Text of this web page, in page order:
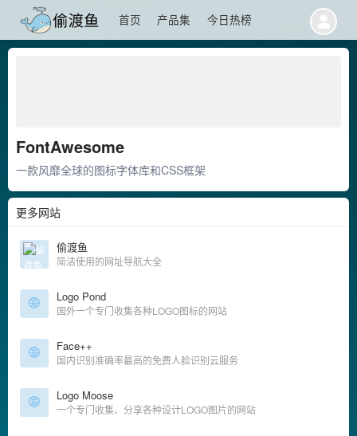
首页 产品集 今日热榜
FontAwesome
一款风靡全球的图标字体库和CSS框架
更多网站
偷渡鱼
简洁使用的网址导航大全
Logo Pond
国外一个专门收集各种LOGO图标的网站
Face++
国内识别准确率最高的免费人脸识别云服务
Logo Moose
一个专门收集、分享各种设计LOGO图片的网站